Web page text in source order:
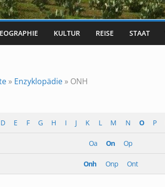
KULTUR REISE STAAT
» Enzyklopädie » ONH
D E F G H I J K L M N O P
Oa On Op
Onh Onp Ont